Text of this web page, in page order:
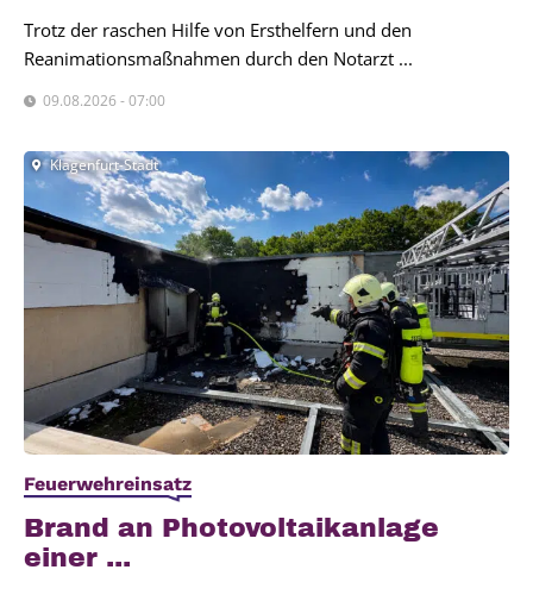
Trotz der raschen Hilfe von Ersthelfern und den
Reanimationsmaßnahmen durch den Notarzt ...
09.08.2026 - 07:00
Klagenfurt-Stadt
Feuerwehreinsatz
Brand an Pho­to­vol­ta­ik­an­la­ge
einer ...